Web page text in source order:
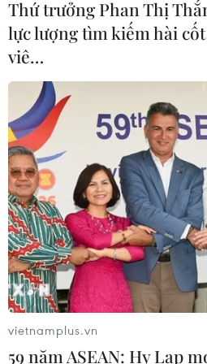
Mỹ áp thuế 15% đối với
quan trọng để sản xuất chip
07/08/2026 00:56
Đảng Cộng hòa đề xuất dự
thêm thẩm quyền thuế quan
Trump
07/08/2026 00:33
Mỹ: Lãi suất thế chấp tăng
cao nhất kể từ tháng Bảy
07/08/2026 00:05
Thứ trưởng Phan Thị
lực lượng tìm kiếm hài
viê…
vietnamplus.vn
59 năm ASEAN: Hy Lạp